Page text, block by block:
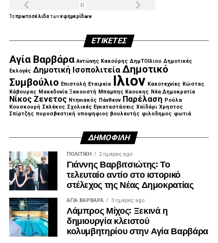
Ταπρωτοσέλιδατωνεφημερίδων
ΕΤΙΚΈΤΕΣ
Αγία Βαρβάρα Αντώνης Κακούρης ΔημΤΟΙλιου Δημοτικές
Εκλογές Δημοτική Ισοπολιτεία Δημοτικό
Συμβούλιο Επιστολή Εταιρεία Ιλιον Κακοτεχνίες Κώστας
Κάβουρας Μακεδονία Ξακουστή Μπαμπης Καουκης Νέα Δημοκρατία
Νίκος Ζενετος Ντηνιακός Πάνθεον Παρέλαση Ρούλα
Κουσκουρή Σελέκος Σχολικές Εγκαταστάσεις Χαϊδάρι Χρηστος
Σπίρτζης πυροσβεστική υποψηφιος βουλευτής φιλοδημος φωτιά
ΔΗΜΟΦΙΛΉ
ΠΟΛΙΤΙΚΉ 2 ημέρες ago
Γιάννης Βαρβιτσιώτης: Το
τελευταίο αντίο στο ιστορικό
στέλεχος της Νέας Δημοκρατίας
ΑΓΙΑ ΒΑΡΒΑΡΑ 3 ημέρες ago
Λάμπρος Μίχος: Ξεκινά η
δημιουργία κλειστού
κολυμβητηρίου στην Αγία Βαρβάρα